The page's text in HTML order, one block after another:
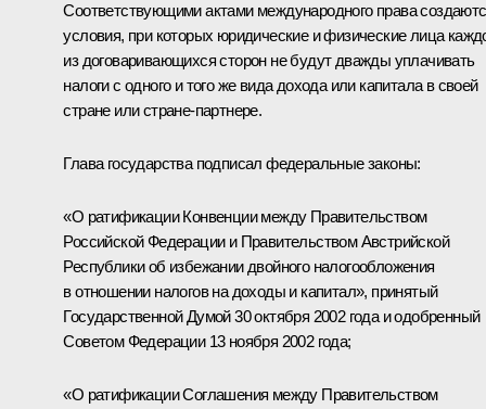
Соответствующими актами международного права
условия, при которых юридические и физические лица
из договаривающихся сторон не будут дважды уплачивать
налоги с одного и того же вида дохода или капитала в своей
стране или стране-партнере.
Глава государства подписал федеральные законы:
«О ратификации Конвенции между Правительством
Российской Федерации и Правительством Австрийской
Республики об избежании двойного налогообложения
в отношении налогов на доходы и капитал», принятый
Государственной Думой 30 октября 2002 года и одобренный
Советом Федерации 13 ноября 2002 года;
«О ратификации Соглашения между Правительством